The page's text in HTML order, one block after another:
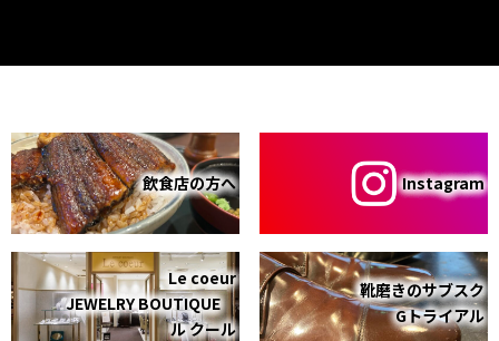
飲食店の方へ Instagram
Le coeur
JEWELRY BOUTIQUE
ル クール
靴磨きのサブスク
Gトライアル